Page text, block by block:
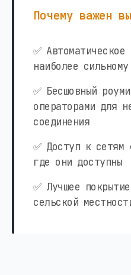
Почему важен
✅
наиболее
✅ Бесшовный
операторами для
соединения
✅ Доступ к сетям
где они доступны
✅ Лучшее
сельской